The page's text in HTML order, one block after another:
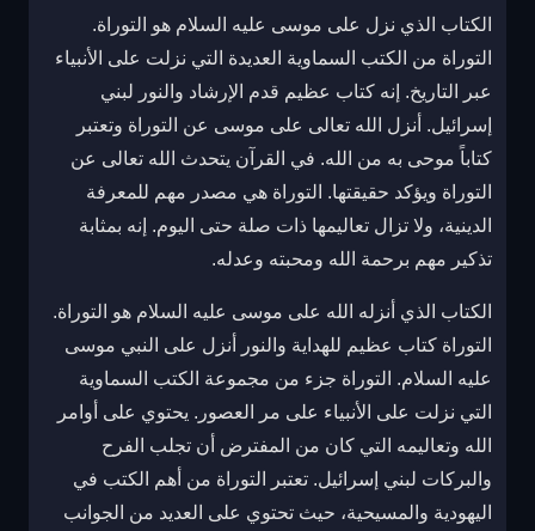
الكتاب الذي نزل على موسى عليه السلام هو التوراة.
التوراة من الكتب السماوية العديدة التي نزلت على الأنبياء
عبر التاريخ. إنه كتاب عظيم قدم الإرشاد والنور لبني
إسرائيل. أنزل الله تعالى على موسى عن التوراة وتعتبر
كتاباً موحى به من الله. في القرآن يتحدث الله تعالى عن
التوراة ويؤكد حقيقتها. التوراة هي مصدر مهم للمعرفة
الدينية، ولا تزال تعاليمها ذات صلة حتى اليوم. إنه بمثابة
تذكير مهم برحمة الله ومحبته وعدله.
الكتاب الذي أنزله الله على موسى عليه السلام هو التوراة.
التوراة كتاب عظيم للهداية والنور أنزل على النبي موسى
عليه السلام. التوراة جزء من مجموعة الكتب السماوية
التي نزلت على الأنبياء على مر العصور. يحتوي على أوامر
الله وتعاليمه التي كان من المفترض أن تجلب الفرح
والبركات لبني إسرائيل. تعتبر التوراة من أهم الكتب في
اليهودية والمسيحية، حيث تحتوي على العديد من الجوانب